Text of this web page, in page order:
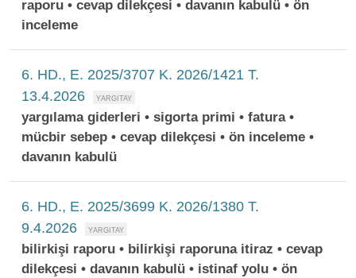
raporu • cevap dilekçesi • davanın kabulü • ön
inceleme
6. HD., E. 2025/3707 K. 2026/1421 T.
13.4.2026
yargılama giderleri • sigorta primi • fatura •
mücbir sebep • cevap dilekçesi • ön inceleme •
davanın kabulü
6. HD., E. 2025/3699 K. 2026/1380 T.
9.4.2026
bilirkişi raporu • bilirkişi raporuna itiraz • cevap
dilekçesi • davanın kabulü • istinaf yolu • ön